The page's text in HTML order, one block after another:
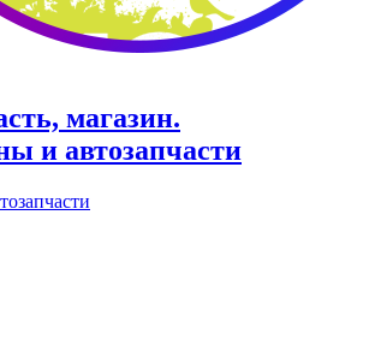
магазин.
и автозапчасти